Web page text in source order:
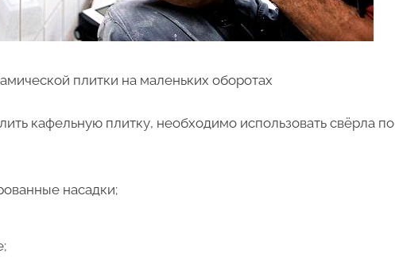
плитки на маленьких оборотах
кафельную плитку, необходимо использовать свёрла по
насадки;